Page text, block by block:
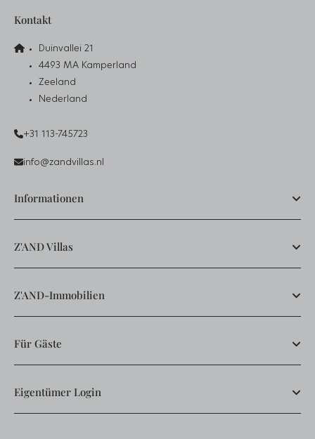
Kontakt
Duinvallei 21
4493 MA Kamperland
Zeeland
Nederland
+31 113-745723
info@zandvillas.nl
Informationen
Z'AND Villas
Z'AND-Immobilien
Für Gäste
Eigentümer Login